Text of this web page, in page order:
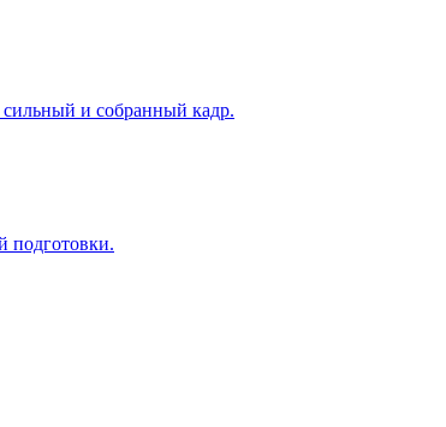
и собранный кадр.
подготовки.